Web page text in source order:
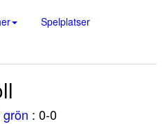
Spelplatser
: 0-0